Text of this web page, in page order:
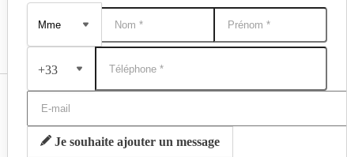
+33
Je souhaite ajouter un message